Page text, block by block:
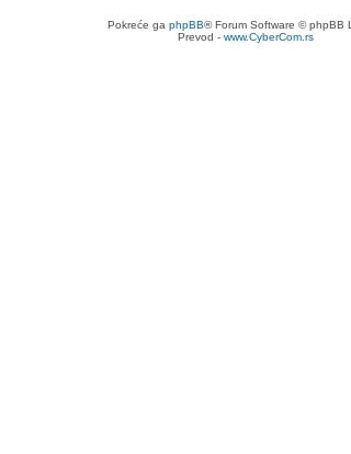
Pokreće ga phpBB® Forum Software © phpBB
Prevod - www.CyberCom.rs